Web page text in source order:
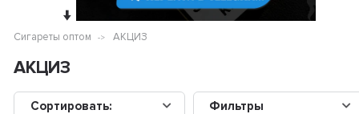
↓
Сигареты оптом АКЦИЗ
АКЦИЗ
Сортировать: Фильтры